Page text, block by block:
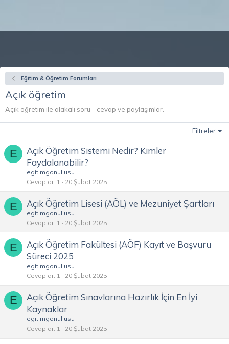
Eğitim & Öğretim Forumları
Açık öğretim
Açık öğretim ile alakalı soru - cevap ve paylaşımlar.
Filtreler
E
Açık Öğretim Sistemi Nedir? Kimler
Faydalanabilir?
egitimgonullusu
Cevaplar 1 20 Şubat 2025
E Açık Öğretim Lisesi (AÖL) ve Mezuniyet Şartları
egitimgonullusu
Cevaplar 1 20 Şubat 2025
E
Açık Öğretim Fakültesi (AÖF) Kayıt ve Başvuru
Süreci 2025
egitimgonullusu
Cevaplar 1 20 Şubat 2025
E
Açık Öğretim Sınavlarına Hazırlık İçin En İyi
Kaynaklar
egitimgonullusu
Cevaplar 1 20 Şubat 2025